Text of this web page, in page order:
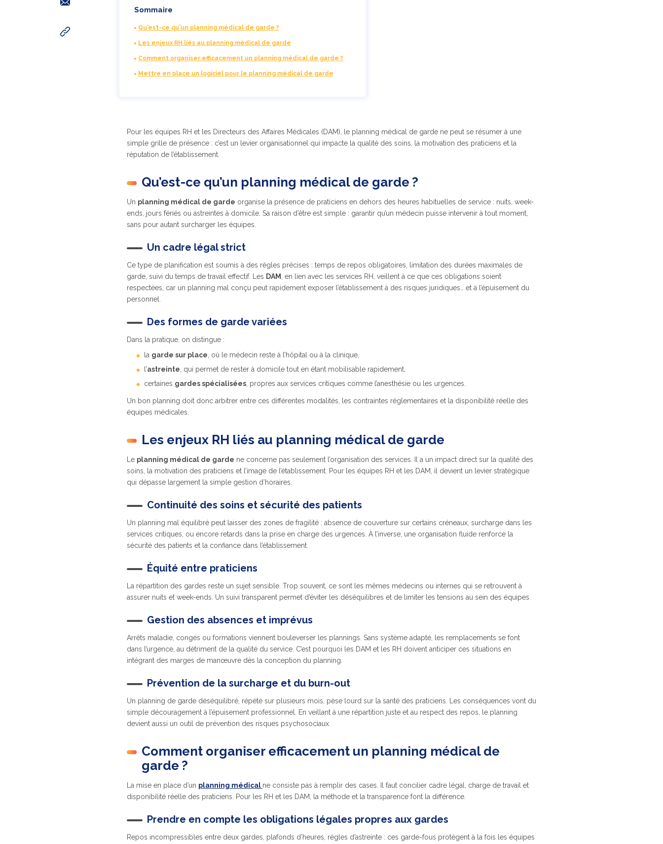
Sommaire
Qu'est-ce qu'un planning médical de garde ?
Les enjeux RH liés au planning médical de garde
Comment organiser efficacement un planning médical de garde ?
Mettre en place un logiciel pour le planning médical de garde
Pour les équipes RH et les Directeurs des Affaires Médicales (DAM), le planning médical de garde ne peut se résumer à une
simple grille de présence : c’est un levier organisationnel qui impacte la qualité des soins, la motivation des praticiens et la
réputation de l’établissement.
Qu’est-ce qu’un planning médical de garde ?
Un planning médical de garde organise la présence de praticiens en dehors des heures habituelles de service : nuits, week-
ends, jours fériés ou astreintes à domicile. Sa raison d’être est simple : garantir qu’un médecin puisse intervenir à tout moment,
sans pour autant surcharger les équipes.
Un cadre légal strict
Ce type de planification est soumis à des règles précises : temps de repos obligatoires, limitation des durées maximales de
garde, suivi du temps de travail effectif. Les DAM
, en lien avec les services RH, veillent à ce que ces obligations soient
respectées, car un planning mal conçu peut rapidement exposer l’établissement à des risques juridiques… et à l’épuisement du
personnel.
Des formes de garde variées
Dans la pratique, on distingue :
la garde sur place , où le médecin reste à l’hôpital ou à la clinique,
l’astreinte , qui permet de rester à domicile tout en étant mobilisable rapidement,
certaines gardes spécialisées , propres aux services critiques comme l’anesthésie ou les urgences.
Un bon planning doit donc arbitrer entre ces différentes modalités, les contraintes réglementaires et la disponibilité réelle des
équipes médicales.
Les enjeux RH liés au planning médical de garde
Le planning médical de garde ne concerne pas seulement l’organisation des services. Il a un impact direct sur la qualité des
soins, la motivation des praticiens et l’image de l’établissement. Pour les équipes RH et les DAM, il devient un levier stratégique
qui dépasse largement la simple gestion d’horaires.
Continuité des soins et sécurité des patients
Un planning mal équilibré peut laisser des zones de fragilité : absence de couverture sur certains créneaux, surcharge dans les
services critiques, ou encore retards dans la prise en charge des urgences. À l’inverse, une organisation fluide renforce la
sécurité des patients et la confiance dans l’établissement.
Équité entre praticiens
La répartition des gardes reste un sujet sensible. Trop souvent, ce sont les mêmes médecins ou internes qui se retrouvent à
assurer nuits et week-ends. Un suivi transparent permet d’éviter les déséquilibres et de limiter les tensions au sein des équipes.
Gestion des absences et imprévus
Arrêts maladie, congés ou formations viennent bouleverser les plannings. Sans système adapté, les remplacements se font
dans l’urgence, au détriment de la qualité du service. C’est pourquoi les DAM et les RH doivent anticiper ces situations en
intégrant des marges de manœuvre dès la conception du planning.
Prévention de la surcharge et du burn-out
Un planning de garde déséquilibré, répété sur plusieurs mois, pèse lourd sur la santé des praticiens. Les conséquences vont du
simple découragement à l’épuisement professionnel. En veillant à une répartition juste et au respect des repos, le planning
devient aussi un outil de prévention des risques psychosociaux.
Comment organiser efficacement un planning médical de
garde ?
La mise en place d’un planning médical ne consiste pas à remplir des cases. Il faut concilier cadre légal, charge de travail et
disponibilité réelle des praticiens. Pour les RH et les DAM, la méthode et la transparence font la différence.
Prendre en compte les obligations légales propres aux gardes
Repos incompressibles entre deux gardes, plafonds d’heures, règles d’astreinte : ces garde-fous protègent à la fois les équipes